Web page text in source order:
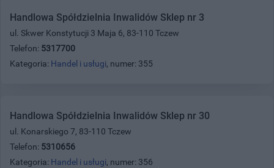
Handlowa Spółdzielnia Inwalidów Sklep nr 3
ul. Skwer Konstytucji 3 Maja 6, 83-110 Tczew
Telefon: 5317700
Kategoria: Handel i usługi, numer: 355
Handlowa Spółdzielnia Inwalidów Sklep nr 30
ul. Konarskiego 7, 83-110 Tczew
Telefon: 5310656
Kategoria: Handel i usługi, numer: 356